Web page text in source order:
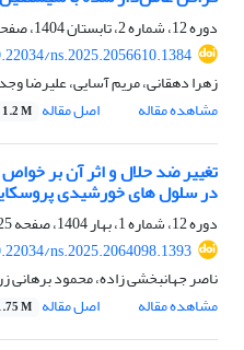
دوره 12، شماره 2، تابستان 1404، صفحه
ns.2025.2056610.1384
زهرا دهقانی، مریم آسایی، علیرضا
مشاهده مقاله
اصل مقاله 1.2 M
تغییر ضد حلال و اثر آن بر
در سلول های خورشیدی
دوره 12، شماره 1، بهار 1404، صفحه
34
ns.2025.2064098.1393
ناصر جهانبخشی زاده، محمود برهانی
مشاهده مقاله
اصل مقاله M